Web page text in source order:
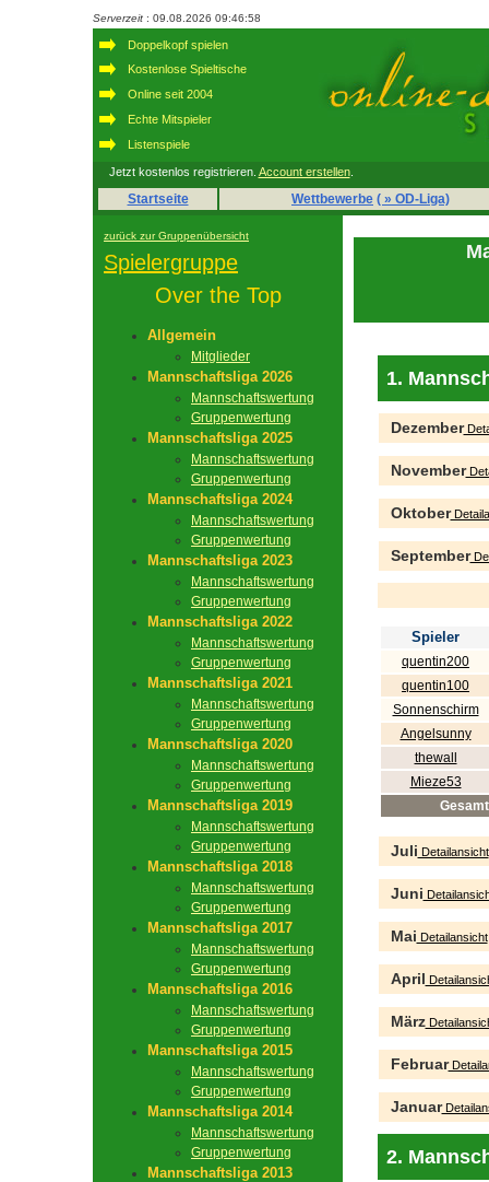
Serverzeit : 09.08.2026 09:46:58
Doppelkopf spielen
Kostenlose Spieltische
Online seit 2004
Echte Mitspieler
Listenspiele
Jetzt kostenlos registrieren. Account erstellen.
Startseite Wettbewerbe ( » OD-Liga)
zurück zur Gruppenübersicht
Spielergruppe
Over the Top
Allgemein
Mitglieder
Mannschaftsliga 2026
Mannschaftswertung
Gruppenwertung
Mannschaftsliga 2025
Mannschaftswertung
Gruppenwertung
Mannschaftsliga 2024
Mannschaftswertung
Gruppenwertung
Mannschaftsliga 2023
Mannschaftswertung
Gruppenwertung
Mannschaftsliga 2022
Mannschaftswertung
Gruppenwertung
Mannschaftsliga 2021
Mannschaftswertung
Gruppenwertung
Mannschaftsliga 2020
Mannschaftswertung
Gruppenwertung
Mannschaftsliga 2019
Mannschaftswertung
Gruppenwertung
Mannschaftsliga 2018
Mannschaftswertung
Gruppenwertung
Mannschaftsliga 2017
Mannschaftswertung
Gruppenwertung
Mannschaftsliga 2016
Mannschaftswertung
Gruppenwertung
Mannschaftsliga 2015
Mannschaftswertung
Gruppenwertung
Mannschaftsliga 2014
Mannschaftswertung
Gruppenwertung
Mannschaftsliga 2013
1.
Dezember
November
Oktober
September
Spieler
quentin200
quentin100
Sonnenschirm
Angelsunny
thewall
Mieze53
Gesamt
Juli Detailansicht
Juni
Mai Detailansicht
April
März
Februar
Januar
2.